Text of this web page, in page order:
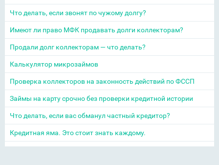
Что делать, если звонят по чужому долгу?
Имеют ли право МФК продавать долги коллекторам?
Продали долг коллекторам — что делать?
Калькулятор микрозаймов
Проверка коллекторов на законность действий по ФССП
Займы на карту срочно без проверки кредитной истории
Что делать, если вас обманул частный кредитор?
Кредитная яма. Это стоит знать каждому.